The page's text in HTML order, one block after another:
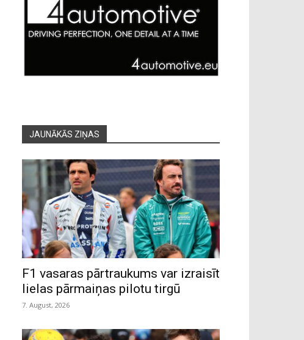
JAUNĀKĀS ZIŅAS
F1 vasaras pārtraukums var izraisīt
lielas pārmaiņas pilotu tirgū
7. August, 2026